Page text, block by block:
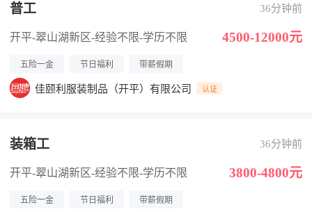
普工 36分钟前
开平-翠山湖新区-经验不限-学历不限 4500-12000元
五险一金 节日福利 带薪假期
佳颐利服装制品（开平）有限公司 认证
装箱工 36分钟前
开平-翠山湖新区-经验不限-学历不限 3800-4800元
五险一金 节日福利 带薪假期